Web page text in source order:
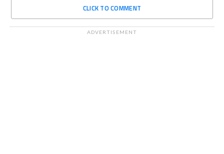
CLICK TO COMMENT
ADVERTISEMENT